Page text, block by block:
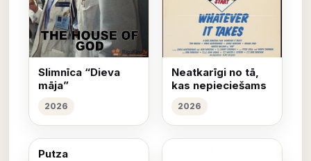
Slimnīca “Dieva
māja”
2026
Neatkarīgi no tā,
kas nepieciešams
2026
Putza